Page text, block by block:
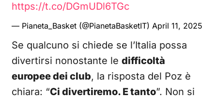
https://t.co/DGmUDl6TGc
— Pianeta_Basket (@PianetaBasketIT) April 11, 2025
Se qualcuno si chiede se l’Italia possa
divertirsi nonostante le difficoltà
europee dei club, la risposta del Poz è
chiara: “Ci divertiremo. E tanto”. Non si